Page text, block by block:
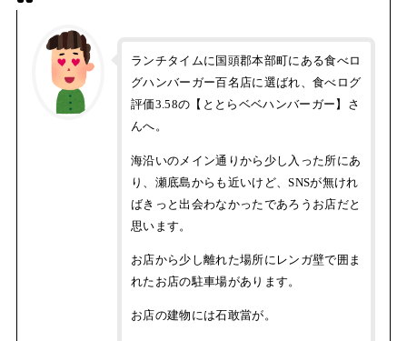
ランチタイムに国頭郡本部町にある食べロ
グハンバーガー百名店に選ばれ、食べログ
評価3.58の【ととらベベハンバーガー】さ
んへ。
海沿いのメイン通りから少し入った所にあ
り、瀬底島からも近いけど、SNSが無けれ
ばきっと出会わなかったであろうお店だと
思います。
お店から少し離れた場所にレンガ壁で囲ま
れたお店の駐車場があります。
お店の建物には石敢當が。